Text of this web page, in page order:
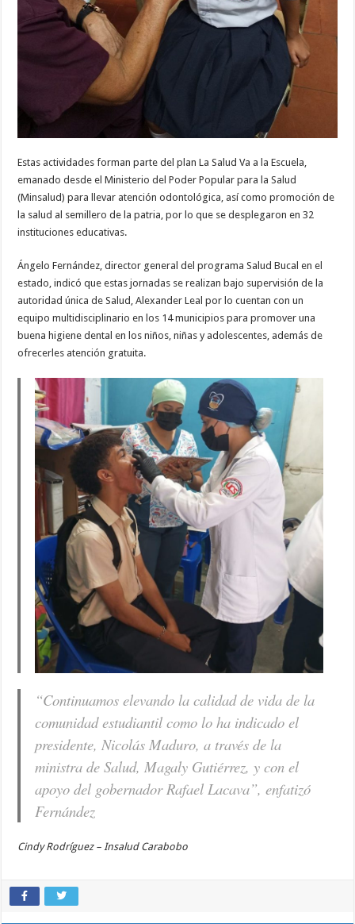
Estas actividades forman parte del plan La Salud Va a la Escuela,
emanado desde el Ministerio del Poder Popular para la Salud
(Minsalud) para llevar atención odontológica, así como promoción de
la salud al semillero de la patria, por lo que se desplegaron en 32
instituciones educativas.
Ángelo Fernández, director general del programa Salud Bucal en el
estado, indicó que estas jornadas se realizan bajo supervisión de la
autoridad única de Salud, Alexander Leal por lo cuentan con un
equipo multidisciplinario en los 14 municipios para promover una
buena higiene dental en los niños, niñas y adolescentes, además de
ofrecerles atención gratuita.
“Continuamos elevando la calidad de vida de la
comunidad estudiantil como lo ha indicado el
presidente, Nicolás Maduro, a través de la
ministra de Salud, Magaly Gutiérrez, y con el
apoyo del gobernador Rafael Lacava”, enfatizó
Fernández
Cindy Rodríguez – Insalud Carabobo